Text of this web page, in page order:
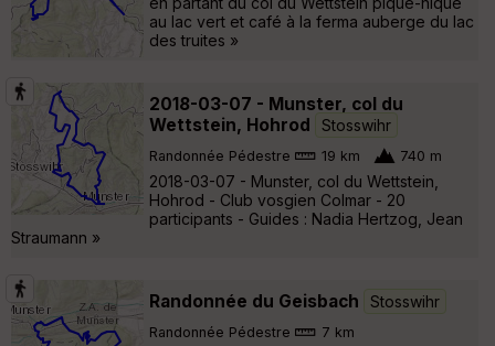
au lac vert et café à la ferma auberge du lac
des truites »
2018-03-07 - Munster, col du
Wettstein, Hohrod
Stosswihr
Randonnée Pédestre 19 km 740 m
2018-03-07 - Munster, col du Wettstein,
Hohrod - Club vosgien Colmar - 20
participants - Guides : Nadia Hertzog, Jean
Straumann »
Randonnée du Geisbach Stosswihr
Randonnée Pédestre 7 km